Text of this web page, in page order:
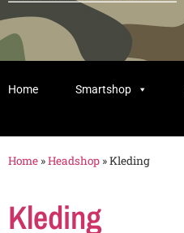
Home Smartshop
Home »Headshop »Kleding
Kleding